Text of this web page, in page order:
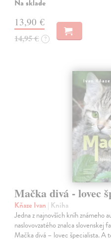
Na sklade
13,90 €
14,95 € ?
Mačka divá - lovec
Kňaze Ivan | Kniha
Jedna z najnovších kníh známeho
naslovovzatého znalca slovenskej
Mačka divá – lovec špecialista. A